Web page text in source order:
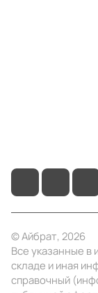
© Айбрат, 2026
Все указанные в
складе и иная
справочный